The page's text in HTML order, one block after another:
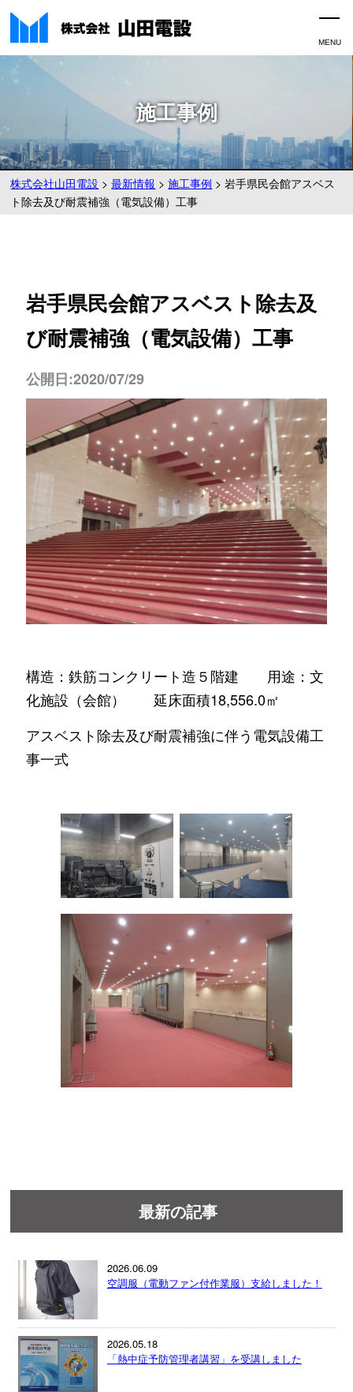
施工事例
株式会社山田電設 >最新情報 >施工事例 >岩手県民会館アスベス
ト除去及び耐震補強（電気設備）工事
岩手県民会館アスベスト除去及
び耐震補強（電気設備）工事
公開日:2020/07/29
構造：鉄筋コンクリート造５階建 用途：文
化施設（会館） 延床面積18,556.0㎡
アスベスト除去及び耐震補強に伴う電気設備工
事一式
最新の記事
2026.06.09
空調服（電動ファン付作業服）支給しました！
2026.05.18
「熱中症予防管理者講習」を受講しました